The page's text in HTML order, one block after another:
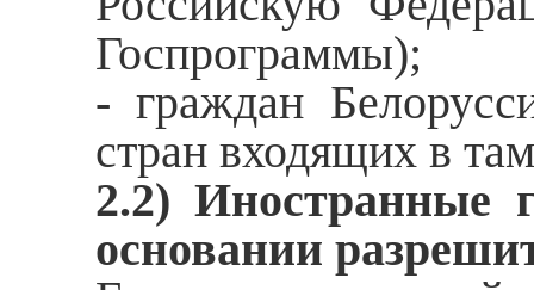
Госпрограммы);
- граждан
стран входящих в
2.2) Иностранные
основании